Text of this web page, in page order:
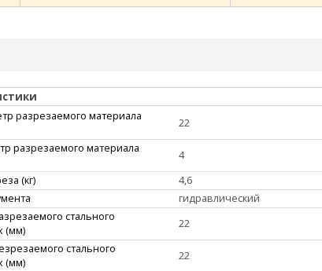
разрезаемого материала
22
разрезаемого материала
4
(кг)
4,6
гидравлический
стального
(мм)
22
стального
(мм)
22